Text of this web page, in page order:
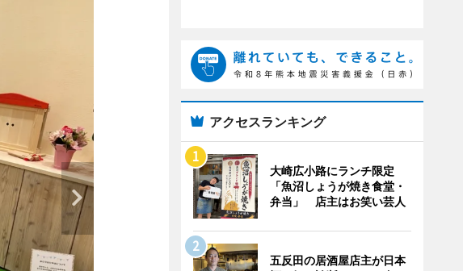
アクセスランキング
大崎広小路にランチ限定
「魚沼しょうが焼き食堂・
弁当」 店主はお笑い芸人
五反田の居酒屋店主が日本